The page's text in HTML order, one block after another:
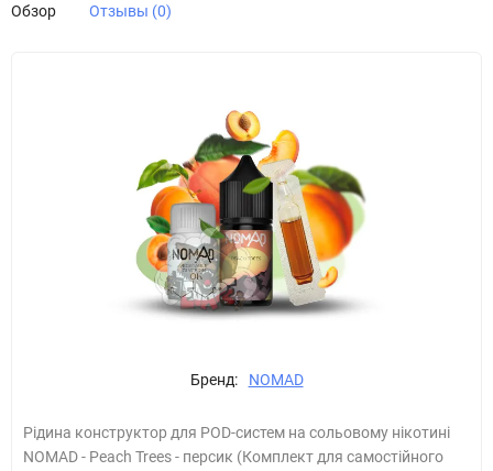
Обзор Отзывы (0)
Бренд: NOMAD
Рідина конструктор для POD-систем на сольовому нікотині
NOMAD - Peach Trees - персик (Комплект для самостійного